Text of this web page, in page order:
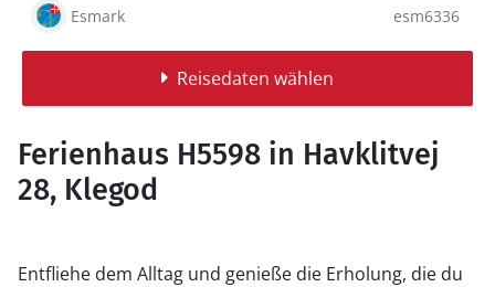
Esmark esm6336
Reisedaten wählen
Ferienhaus H5598 in Havklitvej
28, Klegod
Entfliehe dem Alltag und genieße die Erholung, die du